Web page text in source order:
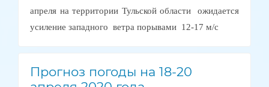
апреля на территории Тульской области ожидается
усиление западного ветра порывами 12-17 м/с
Прогноз погоды на 18-20